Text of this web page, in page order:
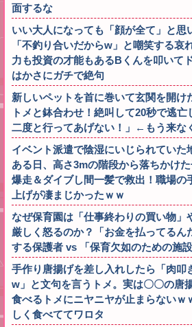
面するな
いい大人になっても「顔が全て」と思
「不釣り合いだからw」と嘲笑する哀
力も投資の才能もあるBくんを叩いて
はかさにガチで絶句
新しいペットを首に巻いて玄関を開
トメと鉢合わせ！絶叫して20秒で逃亡
二度と行ってあげない！」←もう来な
イベント派遣で陰湿にいじられていた
ある日、高さ3mの階段から落ちかけ
爆走＆ダイブし間一髪で救出！職場の
上げが凄まじかったｗｗ
なぜ保育園は「仕事終わりの買い物」
厳しく怒るのか？「お金を払ってるん
する保護者 vs 「保育欠如のための施
手作り唐揚げを差し入れしたら「肉叩
w」と文句を言うトメ。実は〇〇の唐
食べるトメにニヤニヤが止まらない
しく食べててワロタ